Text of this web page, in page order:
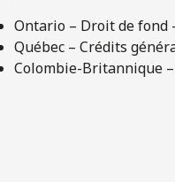
Ontario – Droit de fond
Québec – Crédits
Colombie-Britannique –